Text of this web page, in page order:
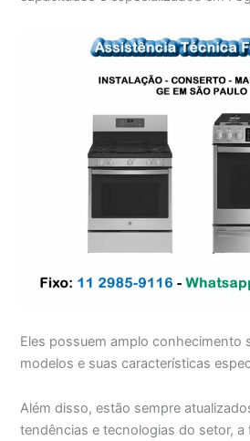
Eles possuem amplo conhecimento
modelos e suas características
Além disso, estão sempre
tendências e tecnologias do setor, a